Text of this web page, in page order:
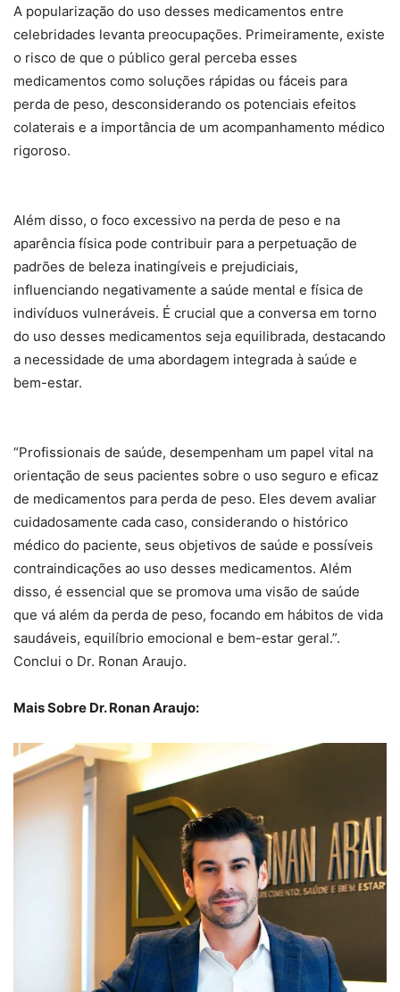
A popularização do uso desses medicamentos entre
celebridades levanta preocupações. Primeiramente, existe
o risco de que o público geral perceba esses
medicamentos como soluções rápidas ou fáceis para
perda de peso, desconsiderando os potenciais efeitos
colaterais e a importância de um acompanhamento médico
rigoroso.
Além disso, o foco excessivo na perda de peso e na
aparência física pode contribuir para a perpetuação de
padrões de beleza inatingíveis e prejudiciais,
influenciando negativamente a saúde mental e física de
indivíduos vulneráveis. É crucial que a conversa em torno
do uso desses medicamentos seja equilibrada, destacando
a necessidade de uma abordagem integrada à saúde e
bem-estar.
“Profissionais de saúde, desempenham um papel vital na
orientação de seus pacientes sobre o uso seguro e eficaz
de medicamentos para perda de peso. Eles devem avaliar
cuidadosamente cada caso, considerando o histórico
médico do paciente, seus objetivos de saúde e possíveis
contraindicações ao uso desses medicamentos. Além
disso, é essencial que se promova uma visão de saúde
que vá além da perda de peso, focando em hábitos de vida
saudáveis, equilíbrio emocional e bem-estar geral.”.
Conclui o Dr. Ronan Araujo.
Mais Sobre Dr. Ronan Araujo: